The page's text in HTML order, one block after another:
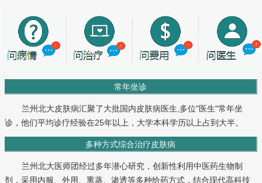
常年坐诊
兰州北大皮肤病汇聚了大批国内皮肤病医生,多位"医生"常年坐
诊，他们平均诊疗经验在25年以上，大学本科学历以上占到大半。
多种方式综合治疗皮肤病
兰州北大医师团经过多年潜心研究，创新性利用中医药生物制
剂，采用内服、外用、熏蒸、渗透等多种给药方式，结合现代高科技